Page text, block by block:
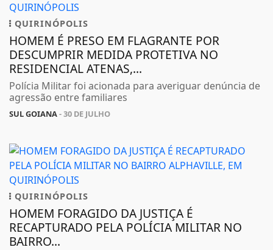
QUIRINÓPOLIS
HOMEM É PRESO EM FLAGRANTE POR
DESCUMPRIR MEDIDA PROTETIVA NO
RESIDENCIAL ATENAS,...
Polícia Militar foi acionada para averiguar denúncia de
agressão entre familiares
SUL GOIANA- 30 DE JULHO
QUIRINÓPOLIS
HOMEM FORAGIDO DA JUSTIÇA É
RECAPTURADO PELA POLÍCIA MILITAR NO
BAIRRO...